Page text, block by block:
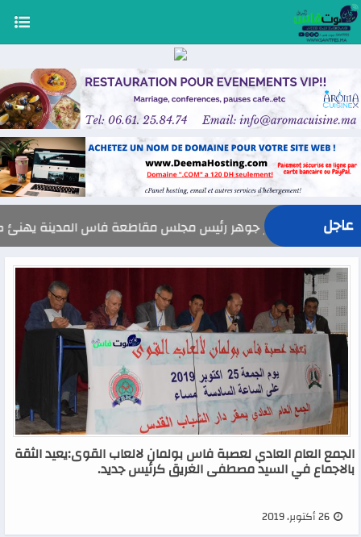
عاجلالسيد ياسر جوهر رئيس مجلس مقاطعة فاس المدينة يهنئ صاحب الجلالة
الجمع العام العادي لعصبة فاس بولمان لالعاب القوى:يعيد الثقة
بالاجماع في السيد مصطفى الغريق كرئيس جديد.
26 أكتوبر، 2019